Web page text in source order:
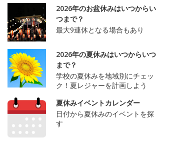
2026年のお盆休みはいつからい
つまで？
最大9連休となる場合もあり
2026年の夏休みはいつからいつ
まで？
学校の夏休みを地域別にチェッ
ク！夏レジャーを計画しよう
夏休みイベントカレンダー
日付から夏休みのイベントを探
す